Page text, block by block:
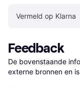
Vermeld op Klarna
Feedback
De bovenstaande
externe bronnen en